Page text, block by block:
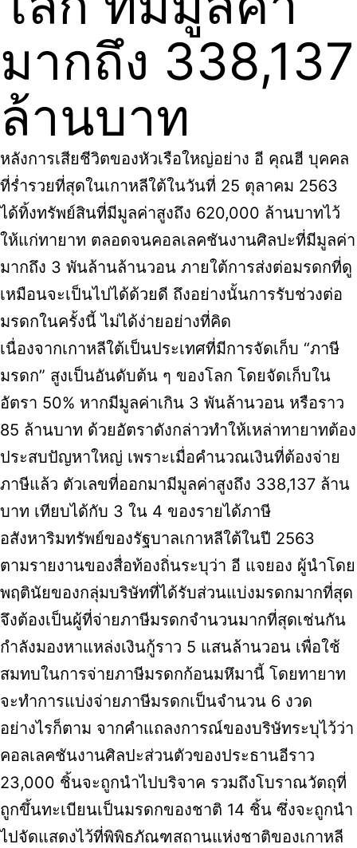
มากถึง 338,137
ล้านบาท
หลังการเสียชีวิตของหัวเรือใหญ่อย่าง อี คุณฮี บุคคล
ที่ร่ำรวยที่สุดในเกาหลีใต้ในวันที่ 25 ตุลาคม 2563
ได้ทิ้งทรัพย์สินที่มีมูลค่าสูงถึง 620,000 ล้านบาทไว้
ให้แก่ทายาท ตลอดจนคอลเลคชันงานศิลปะที่มีมูลค่า
มากถึง 3 พันล้านล้านวอน ภายใต้การส่งต่อมรดกที่ดู
เหมือนจะเป็นไปได้ด้วยดี ถึงอย่างนั้นการรับช่วงต่อ
มรดกในครั้งนี้ ไม่ได้ง่ายอย่างที่คิด
เนื่องจากเกาหลีใต้เป็นประเทศที่มีการจัดเก็บ “ภาษี
มรดก” สูงเป็นอันดับต้น ๆ ของโลก โดยจัดเก็บใน
อัตรา 50% หากมีมูลค่าเกิน 3 พันล้านวอน หรือราว
85 ล้านบาท ด้วยอัตราดังกล่าวทำให้เหล่าทายาทต้อง
ประสบปัญหาใหญ่ เพราะเมื่อคำนวณเงินที่ต้องจ่าย
ภาษีแล้ว ตัวเลขที่ออกมามีมูลค่าสูงถึง 338,137 ล้าน
บาท เทียบได้กับ 3 ใน 4 ของรายได้ภาษี
อสังหาริมทรัพย์ของรัฐบาลเกาหลีใต้ในปี 2563
ตามรายงานของสื่อท้องถิ่นระบุว่า อี แจยอง ผู้นำโดย
พฤตินัยของกลุ่มบริษัทที่ได้รับส่วนแบ่งมรดกมากที่สุด
จึงต้องเป็นผู้ที่จ่ายภาษีมรดกจำนวนมากที่สุดเช่นกัน
กำลังมองหาแหล่งเงินกู้ราว 5 แสนล้านวอน เพื่อใช้
สมทบในการจ่ายภาษีมรดกก้อนมหึมานี้ โดยทายาท
จะทำการแบ่งจ่ายภาษีมรดกเป็นจำนวน 6 งวด
อย่างไรก็ตาม จากคำแถลงการณ์ของบริษัทระบุไว้ว่า
คอลเลคชันงานศิลปะส่วนตัวของประธานอีราว
23,000 ชิ้นจะถูกนำไปบริจาค รวมถึงโบราณวัตถุที่
ถูกขึ้นทะเบียนเป็นมรดกของชาติ 14 ชิ้น ซึ่งจะถูกนำ
ไปจัดแสดงไว้ที่พิพิธภัณฑสถานแห่งชาติของเกาหลี